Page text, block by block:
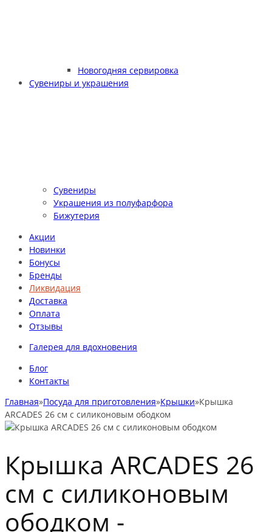
Новогодняя сервировка
Сувениры и украшения
Сувениры
Украшения из полуфарфора
Бижутерия
Акции
Новинки
Бонусы
Бренды
Ликвидация
Доставка
Оплата
Отзывы
Галерея для вдохновения
Блог
Контакты
Главная»Посуда для приготовления»Крышки»Крышка
ARCADES 26 cм с силиконовым ободком
Крышка ARCADES 26
cм с силиконовым
ободком -